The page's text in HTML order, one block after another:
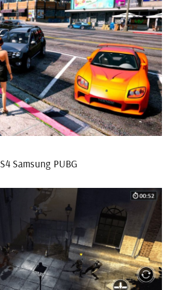
S4 Samsung PUBG